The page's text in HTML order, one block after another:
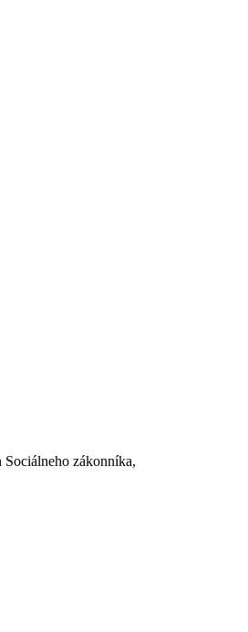
zákonníka,